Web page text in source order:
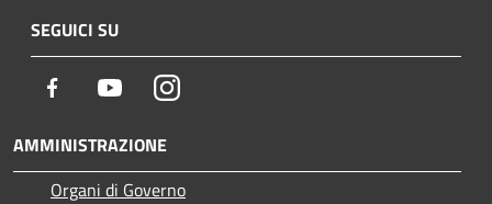
SEGUICI SU
Facebook YoutubeInstagram
AMMINISTRAZIONE
Organi di Governo